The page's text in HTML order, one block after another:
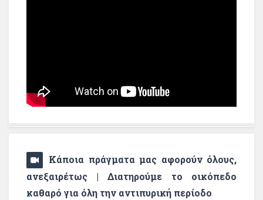
Κάποια πράγματα μας αφορούν όλους,
ανεξαιρέτως | Διατηρούμε το οικόπεδο
καθαρό για όλη την αντιπυρική περίοδο